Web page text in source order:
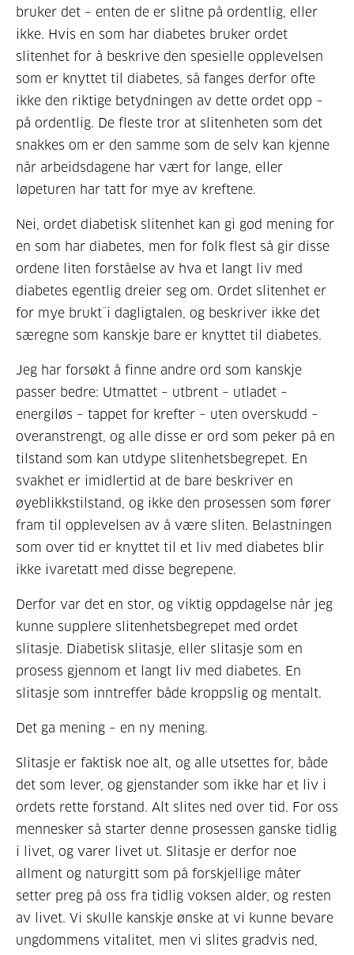
bruker det – enten de er slitne på ordentlig, eller
ikke. Hvis en som har diabetes bruker ordet
slitenhet for å beskrive den spesielle opplevelsen
som er knyttet til diabetes, så fanges derfor ofte
ikke den riktige betydningen av dette ordet opp –
på ordentlig. De fleste tror at slitenheten som det
snakkes om er den samme som de selv kan kjenne
når arbeidsdagene har vært for lange, eller
løpeturen har tatt for mye av kreftene.
Nei, ordet diabetisk slitenhet kan gi god mening for
en som har diabetes, men for folk flest så gir disse
ordene liten forståelse av hva et langt liv med
diabetes egentlig dreier seg om. Ordet slitenhet er
for mye brukt¨i dagligtalen, og beskriver ikke det
særegne som kanskje bare er knyttet til diabetes.
Jeg har forsøkt å finne andre ord som kanskje
passer bedre: Utmattet – utbrent – utladet –
energiløs – tappet for krefter – uten overskudd –
overanstrengt, og alle disse er ord som peker på en
tilstand som kan utdype slitenhetsbegrepet. En
svakhet er imidlertid at de bare beskriver en
øyeblikkstilstand, og ikke den prosessen som fører
fram til opplevelsen av å være sliten. Belastningen
som over tid er knyttet til et liv med diabetes blir
ikke ivaretatt med disse begrepene.
Derfor var det en stor, og viktig oppdagelse når jeg
kunne supplere slitenhetsbegrepet med ordet
slitasje. Diabetisk slitasje, eller slitasje som en
prosess gjennom et langt liv med diabetes. En
slitasje som inntreffer både kroppslig og mentalt.
Det ga mening – en ny mening.
Slitasje er faktisk noe alt, og alle utsettes for, både
det som lever, og gjenstander som ikke har et liv i
ordets rette forstand. Alt slites ned over tid. For oss
mennesker så starter denne prosessen ganske tidlig
i livet, og varer livet ut. Slitasje er derfor noe
allment og naturgitt som på forskjellige måter
setter preg på oss fra tidlig voksen alder, og resten
av livet. Vi skulle kanskje ønske at vi kunne bevare
ungdommens vitalitet, men vi slites gradvis ned,